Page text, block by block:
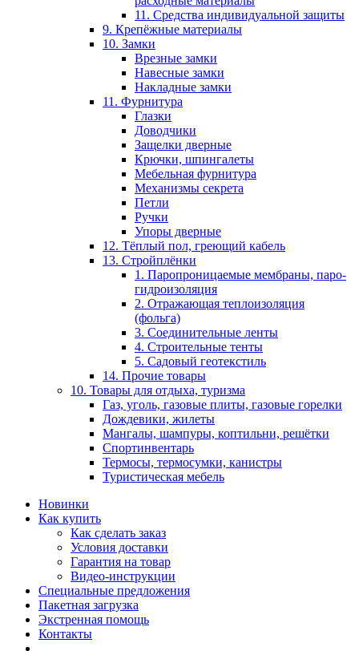
11. Средства индивидуальной защиты
9. Крепёжные материалы
10. Замки
Врезные замки
Навесные замки
Накладные замки
11. Фурнитура
Глазки
Доводчики
Защелки дверные
Крючки, шпингалеты
Мебельная фурнитура
Механизмы секрета
Петли
Ручки
Упоры дверные
12. Тёплый пол, греющий кабель
13. Стройплёнки
1. Паропроницаемые мембраны, паро-
гидроизоляция
2. Отражающая теплоизоляция
(фольга)
3. Соединительные ленты
4. Строительные тенты
5. Садовый геотекстиль
14. Прочие товары
10. Товары для отдыха, туризма
Газ, уголь, газовые плиты, газовые горелки
Дождевики, жилеты
Мангалы, шампуры, коптильни, решётки
Спортинвентарь
Термосы, термосумки, канистры
Туристическая мебель
Новинки
Как купить
Как сделать заказ
Условия доставки
Гарантия на товар
Видео-инструкции
Специальные предложения
Пакетная загрузка
Экстренная помощь
Контакты